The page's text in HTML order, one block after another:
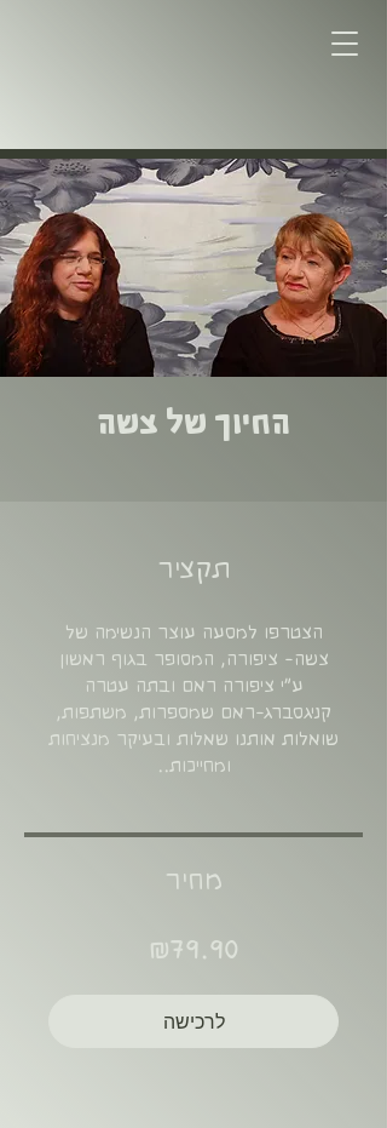
החיוך של צשה
תקציר
הצטרפו למסעה עוצר הנשימה של
צשה- ציפורה, המסופר בגוף ראשון
ע"י ציפורה ראם ובתה עטרה
קניגסברג-ראם שמספרות, משתפות,
שואלות אותנו שאלות ובעיקר מנציחות
ומחייכות..
מחיר
₪79.90
לרכישה